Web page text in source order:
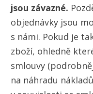
jsou závazné.
objednávky jsou
s námi. Pokud je
zboží, ohledně
smlouvy
na náhradu